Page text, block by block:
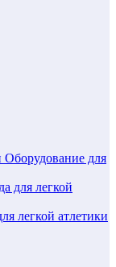
Оборудование для
для легкой
легкой атлетики